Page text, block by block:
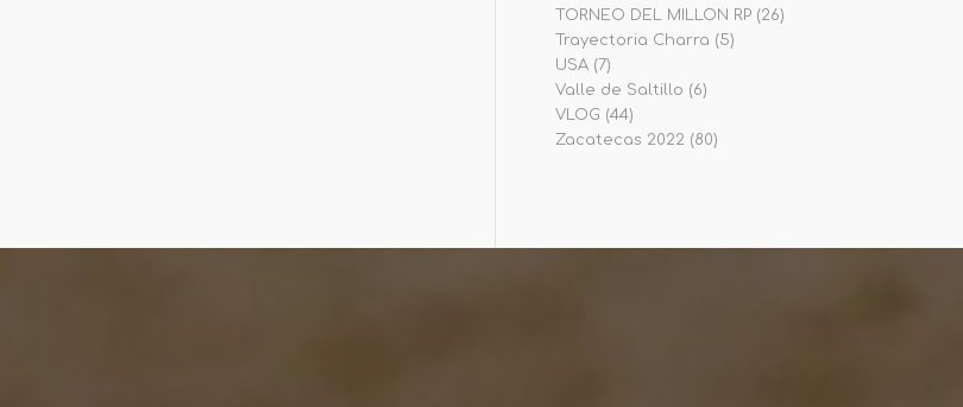
TORNEO DEL MILLON RP (26)
Trayectoria Charra (5)
USA (7)
Valle de Saltillo (6)
VLOG (44)
Zacatecas 2022 (80)